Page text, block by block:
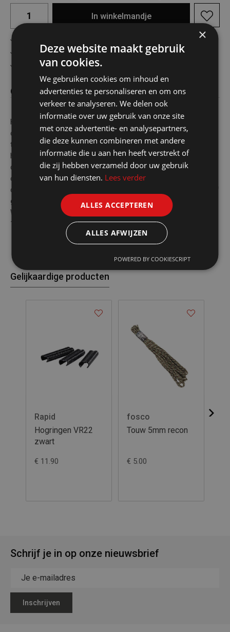
In winkelmandje
Veilig online betalen
Advies op maat
Omschrijving
Het polypropyleen touw van Fosco Industries is perfect voor
outdoor- en bushcraftgebruik, maar ook ideaal voor kamperen,
transport, waslijnen, zeilen, varen en vissen etc.Gemaakt van
hoogwaardig polypropyleen dat slijtvast, licht van gewicht en
duurzaam is. Omdat het lichter is dan water en nauwelijks vocht
opneemt, blijft het touw drijven en droogt het in no-time weer
op.
gebruik als schommeltouw .Informatie:Kleur:
WoodlandMateriaal: PolypropyleenDikte: 7 mmLengte:
15mBreeksterkte: 160kgWerkkracht: 60kgMerk: Fosco Industries
Gelijkaardige producten
Rapid
Hogringen VR22
zwart
€ 11.90
fosco
Touw 5mm recon
€ 5.00
Schrijf je in op onze nieuwsbrief
Inschrijven
×
Deze website maakt gebruik
van cookies.
We gebruiken cookies om inhoud en
advertenties te personaliseren en om ons
verkeer te analyseren. We delen ook
informatie over uw gebruik van onze site
met onze advertentie- en analysepartners,
die deze kunnen combineren met andere
informatie die u aan hen heeft verstrekt of
die zij hebben verzameld door uw gebruik
van hun diensten. Lees verder
ALLES ACCEPTEREN
ALLES AFWIJZEN
POWERED BY COOKIESCRIPT